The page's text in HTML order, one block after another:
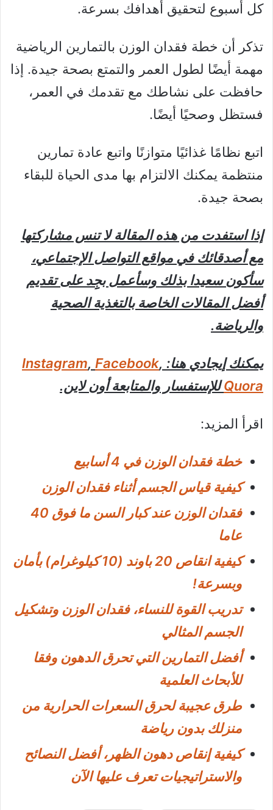
كل ​​أسبوع لتحقيق أهدافك بسرعة.
تذكر أن خطة فقدان الوزن بالتمارين الرياضية
مهمة أيضًا لطول العمر والتمتع بصحة جيدة. إذا
حافظت على نشاطك مع تقدمك في العمر،
فستظل وصحيًا أيضًا.
اتبع نظامًا غذائيًا متوازنًا واتبع عادة تمارين
منتظمة يمكنك الالتزام بها مدى الحياة للبقاء
بصحة جيدة.
إذا استفدت من هذه المقالة لا تنس مشاركتها
مع أصدقائك في مواقع التواصل الإجتماعي،
سأكون سعيدا بذلك وسأعمل بجِِد على تقديم
أفضل المقالات الخاصة بالتغذية الصحية
والرياضة.
يمكنك إيجادي هنا: Instagram, Facebook,
Quoraللإستفسار والمتابعة أون لاين.
اقرأ المزيد:
خطة فقدان الوزن في 4 أسابيع
كيفية قياس الجسم أثناء فقدان الوزن
فقدان الوزن عند كبار السن ما فوق 40
عاما
كيفية انقاص 20 باوند (10 كيلوغرام) بأمان
وبسرعة!
تدريب القوة للنساء، فقدان الوزن وتشكيل
الجسم المثالي
أفضل التمارين التي تحرق الدهون وفقا
للأبحاث العلمية
طرق عجيبة لحرق السعرات الحرارية من
منزلك بدون رياضة
كيفية إنقاص دهون الظهر، أفضل النصائح
والاستراتيجيات تعرف عليها الآن